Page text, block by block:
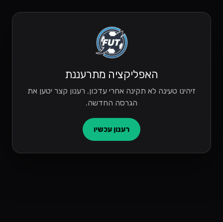
האפליקציה מתרעננת
זיהינו טעינה לא תקינה אחרי עדכון. רענון קצר יטען את
הגרסה החדשה.
רענון עכשיו